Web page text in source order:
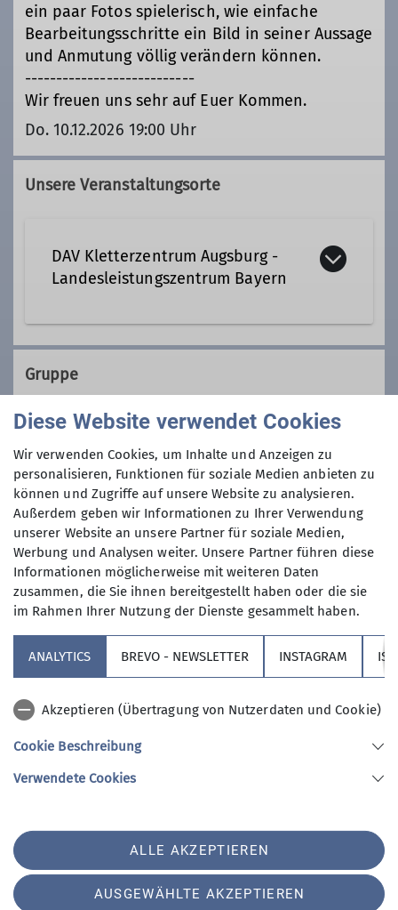
ein paar Fotos spielerisch, wie einfache
Bearbeitungsschritte ein Bild in seiner Aussage
und Anmutung völlig verändern können.
---------------------------
Wir freuen uns sehr auf Euer Kommen.
Do. 10.12.2026 19:00 Uhr
Unsere Veranstaltungsorte
DAV Kletterzentrum Augsburg -
Landesleistungszentrum Bayern
www.dav-kletterzentrum-
Ilsungstraße 15b
86161 Augsburg
Gruppe
Die FotoAlpinisten
Sektion
Service
Sektion Augsburg des Deutschen Alpenvereins e.V.
Telefon +49821516780
Diese Website verwendet Cookies
Wir verwenden Cookies, um Inhalte und Anzeigen zu
personalisieren, Funktionen für soziale Medien anbieten zu
können und Zugriffe auf unsere Website zu analysieren.
Außerdem geben wir Informationen zu Ihrer Verwendung
unserer Website an unsere Partner für soziale Medien,
Werbung und Analysen weiter. Unsere Partner führen diese
Informationen möglicherweise mit weiteren Daten
zusammen, die Sie ihnen bereitgestellt haben oder die sie
im Rahmen Ihrer Nutzung der Dienste gesammelt haben.
ANALYTICS BREVO - NEWSLETTER INSTAGRAM
Akzeptieren (Übertragung von Nutzerdaten und Cookie)
Cookie Beschreibung
Verwendete Cookies
ALLE AKZEPTIEREN
AUSGEWÄHLTE AKZEPTIEREN